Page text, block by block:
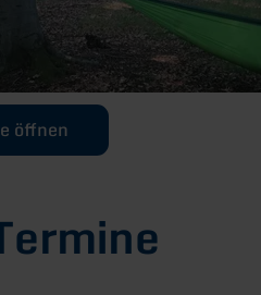
öffnen